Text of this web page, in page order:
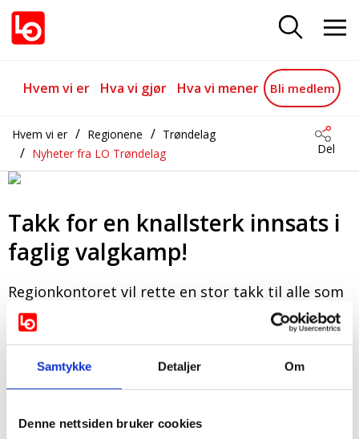
Samtykke Detaljer Om
Denne nettsiden bruker cookies
Takk for en knallsterk innsats i
Gå til hovedinnhold
Gå til navigasjon
Hvem vi er Hva vi gjør Hva vi mener Bli medlem
Hvem vi er Regionene
Trøndelag
Nyheter fra LO Trøndelag
Del
Takk for en knallsterk innsats i
faglig valgkamp!
Regionkontoret vil rette en stor takk til alle som
har stått på med full kraft.
08.09.2025 Sist oppdatert 09.09.2025
Lokalorganisasjonene og forbundene har vist ekte
stolte av!